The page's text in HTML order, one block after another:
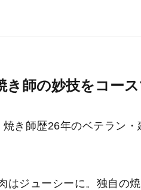
き師の妙技をコー
き師歴26年のベテラン
ジューシーに。独自の